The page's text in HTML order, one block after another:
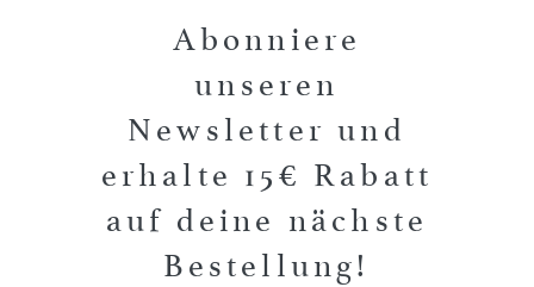
Abonniere
unseren
Newsletter und
erhalte 15€ Rabatt
auf deine nächste
Bestellung!